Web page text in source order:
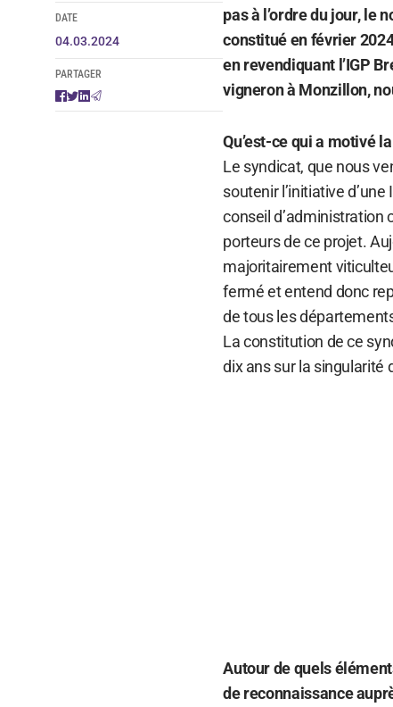
DATE
04.03.2024
PARTAGER
pas à l’ordre du jour, le
constitué en février
en revendiquant l’IGP
vigneron à Monzillon,
Qu’est-ce qui a motivé
Le syndicat, que nous
soutenir l’initiative
conseil d’administration
porteurs de ce projet.
majoritairement
fermé et entend donc
de tous les
La constitution de ce
dix ans sur la singularité
Autour de quels
de reconnaissance